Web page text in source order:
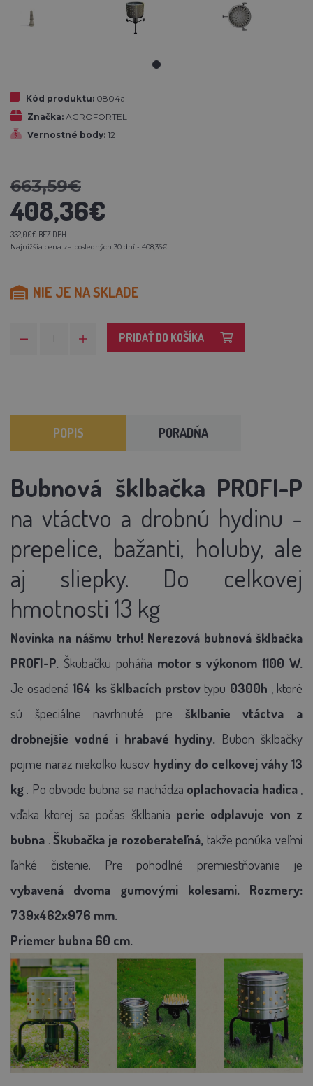
Kód produktu: 0804a
Značka: AGROFORTEL
Vernostné body: 12
663,59€
408,36€
332,00€ BEZ DPH
Najnižšia cena za posledných 30 dní - 408,36€
NIE JE NA SKLADE
PRIDAŤ DO KOŠÍKA
POPIS PORADŇA
Bubnová šklbačka PROFI-P
na vtáctvo a drobnú hydinu -
prepelice, bažanti, holuby, ale
aj sliepky. Do celkovej
hmotnosti 13 kg
Novinka na nášmu trhu! Nerezová bubnová šklbačka
PROFI-P. Škubačku poháňa motor s výkonom 1100 W.
Je osadená 164 ks šklbacích prstov typu 0300h
, ktoré
sú špeciálne navrhnuté pre
šklbanie vtáctva a
drobnejšie vodné i hrabavé hydiny. Bubon šklbačky
pojme naraz niekoľko kusov hydiny do celkovej váhy 13
kg . Po obvode bubna sa nachádza oplachovacia hadica
vďaka ktorej sa počas šklbania perie odplavuje von z
bubna . Škubačka je rozoberateľná, takže ponúka veľmi
ľahké čistenie. Pre pohodlné premiestňovanie je
vybavená dvoma gumovými kolesami. Rozmery:
739x462x976 mm.
Priemer bubna 60 cm.